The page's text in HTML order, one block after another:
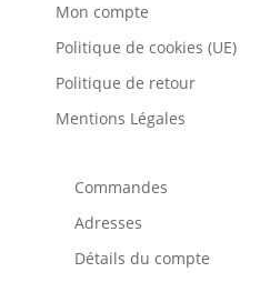
Mon compte
Politique de cookies (UE)
Politique de retour
Mentions Légales
Commandes
Adresses
Détails du compte